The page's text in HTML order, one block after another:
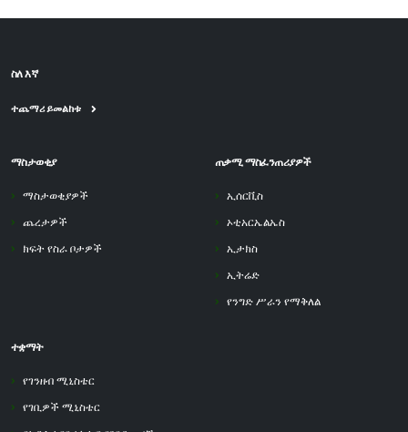
ስለ እኛ
ተጨማሪ ይመልከቱ
ማስታወቂያ
ማስታወቂያዎች
ጨረታዎች
ክፍት የስራ ቦታዎች
ጠቃሚ ማስፈንጠሪያዎች
ኢሰርቪስ
ኦቲአርኤልኤስ
ኢታክስ
ኢትሬድ
የንግድ ሥራን የማቅለል
ተቋማት
የገንዘብ ሚኒስቴር
የገቢዎች ሚኒስቴር